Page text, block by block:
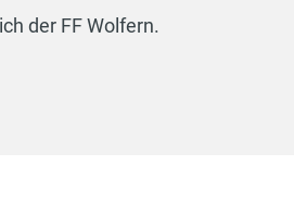
der FF Wolfern.